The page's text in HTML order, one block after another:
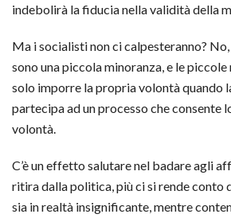
indebolirà la fiducia nella validità della
Ma i socialisti non ci calpesteranno?
sono una piccola minoranza, e le
solo imporre la propria volontà quando
partecipa ad un processo che consente
volontà.
C’è un effetto salutare nel badare agli
ritira dalla politica, più ci si rende conto
sia in realtà insignificante, mentre